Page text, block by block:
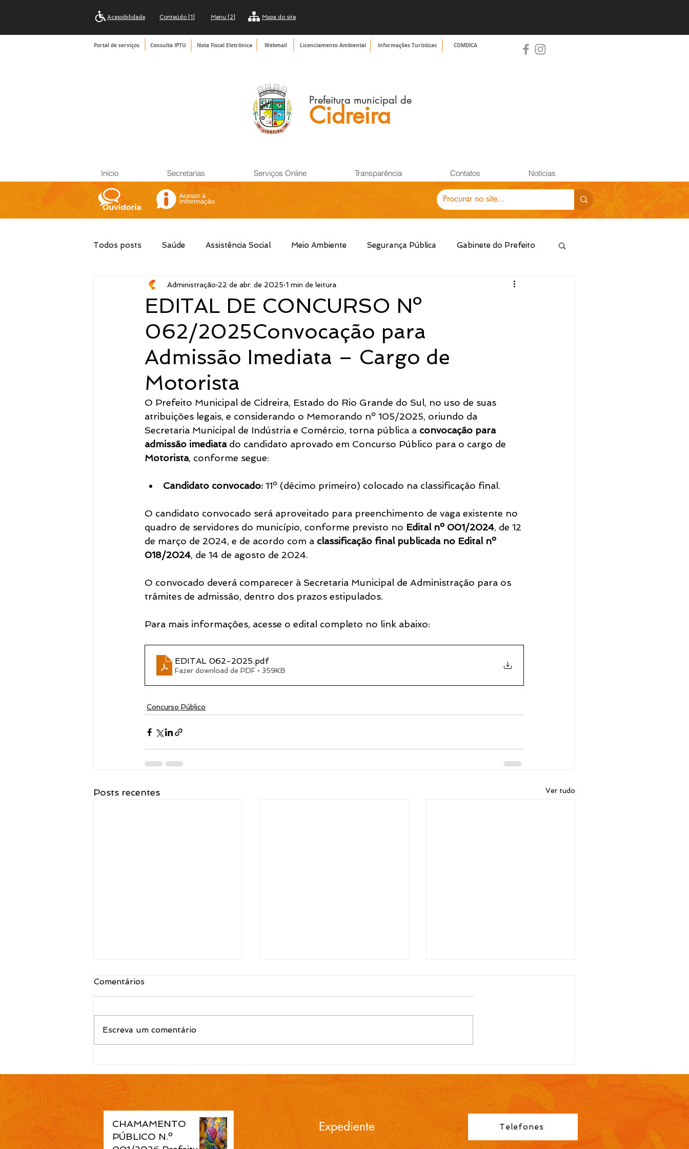
Acessibilidade Conteúdo [1] Menu [2] Mapa do site
Portal de serviços Consulta IPTU Nota Fiscal Eletrônica Webmail Licenciamento Ambiental Informações Turísticas COMDICA
Prefeitura municipal de
Cidreira
Início Secretarias Serviços Online Transparência Contatos Notícias
Todos posts Saúde Assistência Social Meio Ambiente Segurança Pública Gabinete do Prefeito
Secretaria de Obras IPTU Educação Cultura
Procuradoria Jurídica Corsan Nota Secretaria da Fazenda Procuradoria Municipal de Cidreira
Indústria e Comércio
Concurso Público Brigada Militar Assistência Social, Cidadania e Hab
Meio Ambiente, Pesca e Agricultura CRAS Secretaria de Turismo e Desporto CONSELHO RPPS
EDITAL DE CONCURSO Nº
062/2025Convocação para
Admissão Imediata – Cargo de
Motorista
Administração 22 de abr. de 2025 1 min de leitura
O Prefeito Municipal de Cidreira, Estado do Rio Grande do Sul, no uso de suas
atribuições legais, e considerando o Memorando nº 105/2025, oriundo da
Secretaria Municipal de Indústria e Comércio, torna pública a convocação para
admissão imediata do candidato aprovado em Concurso Público para o cargo de
Motorista, conforme segue:
Candidato convocado: 11º (décimo primeiro) colocado na classificação final.
O candidato convocado será aproveitado para preenchimento de vaga existente no
quadro de servidores do município, conforme previsto no Edital nº 001/2024, de 12
de março de 2024, e de acordo com a classificação final publicada no Edital nº
018/2024, de 14 de agosto de 2024.
O convocado deverá comparecer à Secretaria Municipal de Administração para os
trâmites de admissão, dentro dos prazos estipulados.
Para mais informações, acesse o edital completo no link abaixo:
EDITAL 062-2025.pdf
Fazer download de PDF • 359KB
Concurso Público
Posts recentes Ver tudo
temporário de Atendente
de Educação Infantil é
publicada pela Prefeitura
de Cidreira
temporário de Professor
Ensino Fundamental 1ª a
4ª Séries é publicada pela
Prefeitura de Cidreira
temporário de Professor
Ensino Fundamental 1ª a
4ª Séries é publicada pela
Prefeitura de Cidreira
Comentários
Escreva um comentário
CHAMAMENTO
PÚBLICO N.º
Expediente Telefones